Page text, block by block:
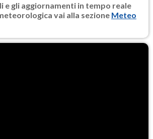
e gli aggiornamenti in tempo reale
vai alla sezione Meteo